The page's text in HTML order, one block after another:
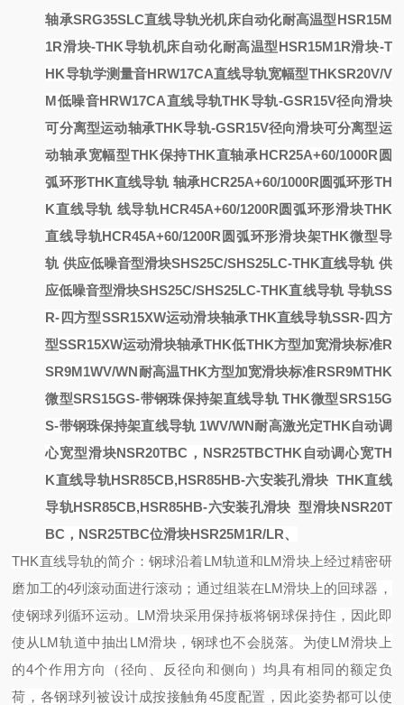
轴承SRG35SLC直线导轨光机床自动化耐高温型HSR15M
1R滑块-THK导轨机床自动化耐高温型HSR15M1R滑块-T
HK导轨学测量音HRW17CA直线导轨宽幅型THKSR20V/V
M低噪音HRW17CA直线导轨THK导轨-GSR15V径向滑块
可分离型运动轴承THK导轨-GSR15V径向滑块可分离型运
动轴承宽幅型THK保持THK直轴承HCR25A+60/1000R圆
弧环形THK直线导轨 轴承HCR25A+60/1000R圆弧环形TH
K直线导轨 线导轨HCR45A+60/1200R圆弧环形滑块THK
直线导轨HCR45A+60/1200R圆弧环形滑块架THK微型导
轨 供应低噪音型滑块SHS25C/SHS25LC-THK直线导轨 供
应低噪音型滑块SHS25C/SHS25LC-THK直线导轨 导轨SS
R-四方型SSR15XW运动滑块轴承THK直线导轨SSR-四方
型SSR15XW运动滑块轴承THK低THK方型加宽滑块标准R
SR9M1WV/WN耐高温THK方型加宽滑块标准RSR9MTHK
微型SRS15GS-带钢珠保持架直线导轨 THK微型SRS15G
S-带钢珠保持架直线导轨 1WV/WN耐高激光定THK自动调
心宽型滑块NSR20TBC，NSR25TBCTHK自动调心宽TH
K直线导轨HSR85CB,HSR85HB-六安装孔滑块 THK直线
导轨HSR85CB,HSR85HB-六安装孔滑块 型滑块NSR20T
BC，NSR25TBC位滑块HSR25M1R/LR、
THK直线导轨的简介： 钢球沿着LM轨道和LM滑块上经过精密研
磨加工的4列滚动面进行滚动；通过组装在LM滑块上的回球器，
使钢球列循环运动。 LM滑块采用保持板将钢球保持住，因此即
使从LM轨道中抽出LM滑块，钢球也不会脱落。 为使LM滑块上
的4个作用方向（径向、反径向和侧向）均具有相同的额定负
荷，各钢球列被设计成按接触角45度配置，因此姿势都可以使